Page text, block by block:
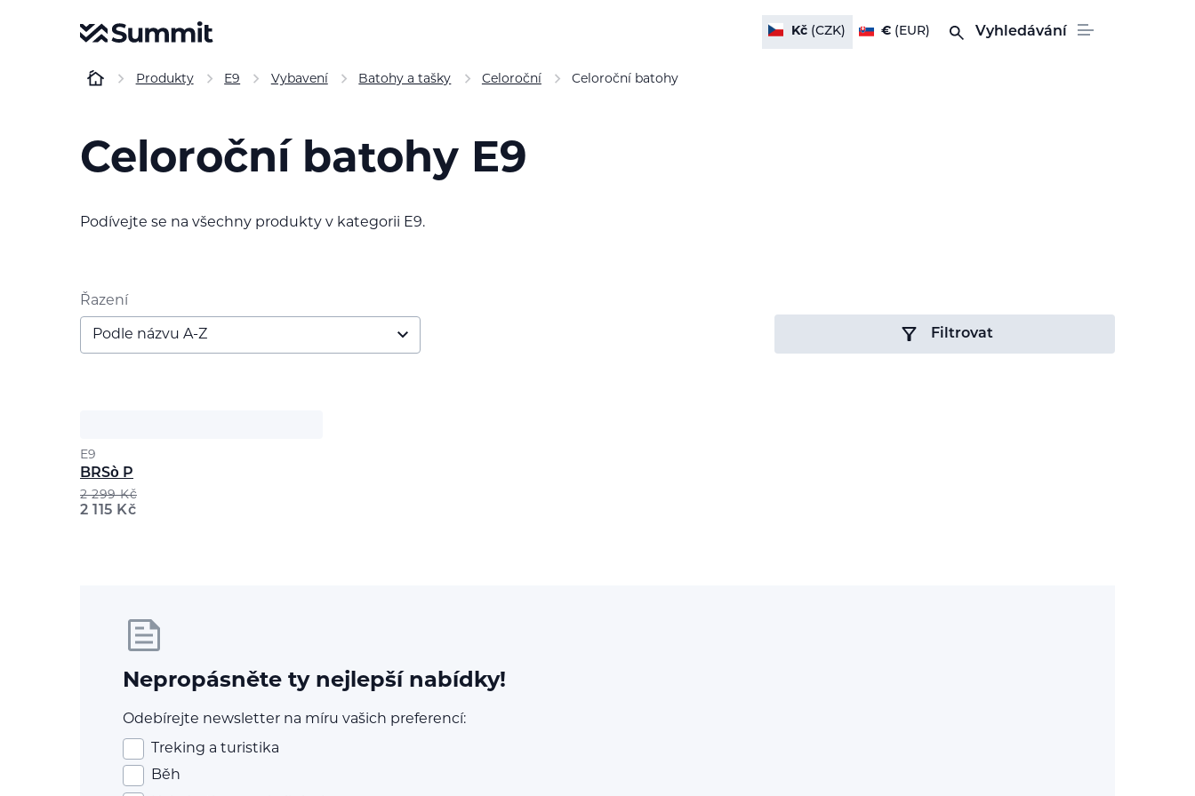
Kč(CZK) € (EUR) Vyhledávání
Produkty E9 Vybavení Batohy a tašky Celoroční Celoroční batohy
Celoroční batohy E9
Podívejte se na všechny produkty v kategorii E9.
Řazení
Podle názvu A-Z Filtrovat
E9
BRSò P
2 299Kč
2 115 Kč
Nepropásněte ty nejlepší nabídky!
Odebírejte newsletter na míru vašich preferencí:
Treking a turistika
Běh